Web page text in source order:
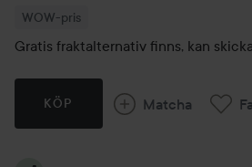
WOW-pris
Gratis fraktalternativ finns, kan
KÖP Matcha